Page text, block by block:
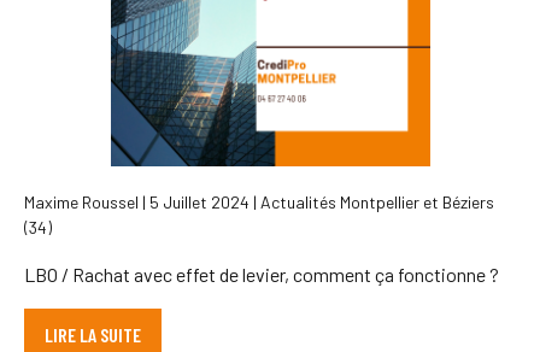
Maxime Roussel | 5 Juillet 2024 | Actualités Montpellier et Béziers
(34)
LBO / Rachat avec effet de levier, comment ça fonctionne ?
LIRE LA SUITE